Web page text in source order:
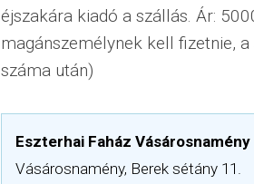
éjszakára kiadó a szállás. Ár:
magánszemélynek kell fizetnie,
száma után)
Eszterhai Faház Vásárosnamény
Vásárosnamény, Berek sétány 11.